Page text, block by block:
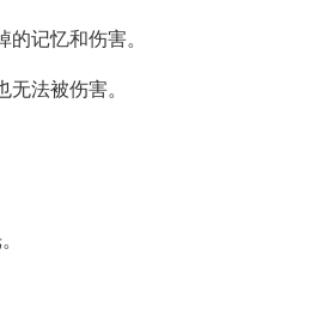
记忆和伤害。
法被伤害。